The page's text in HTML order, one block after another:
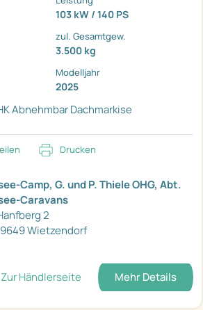
103 kW / 140 PS
zul. Gesamtgew.
3.500 kg
Modelljahr
2025
AbnehmbarDachmarkise
Drucken
Camp, G. und P. Thiele OHG, Abt.
Caravans
2
Wietzendorf
Zur Händlerseite Mehr Details